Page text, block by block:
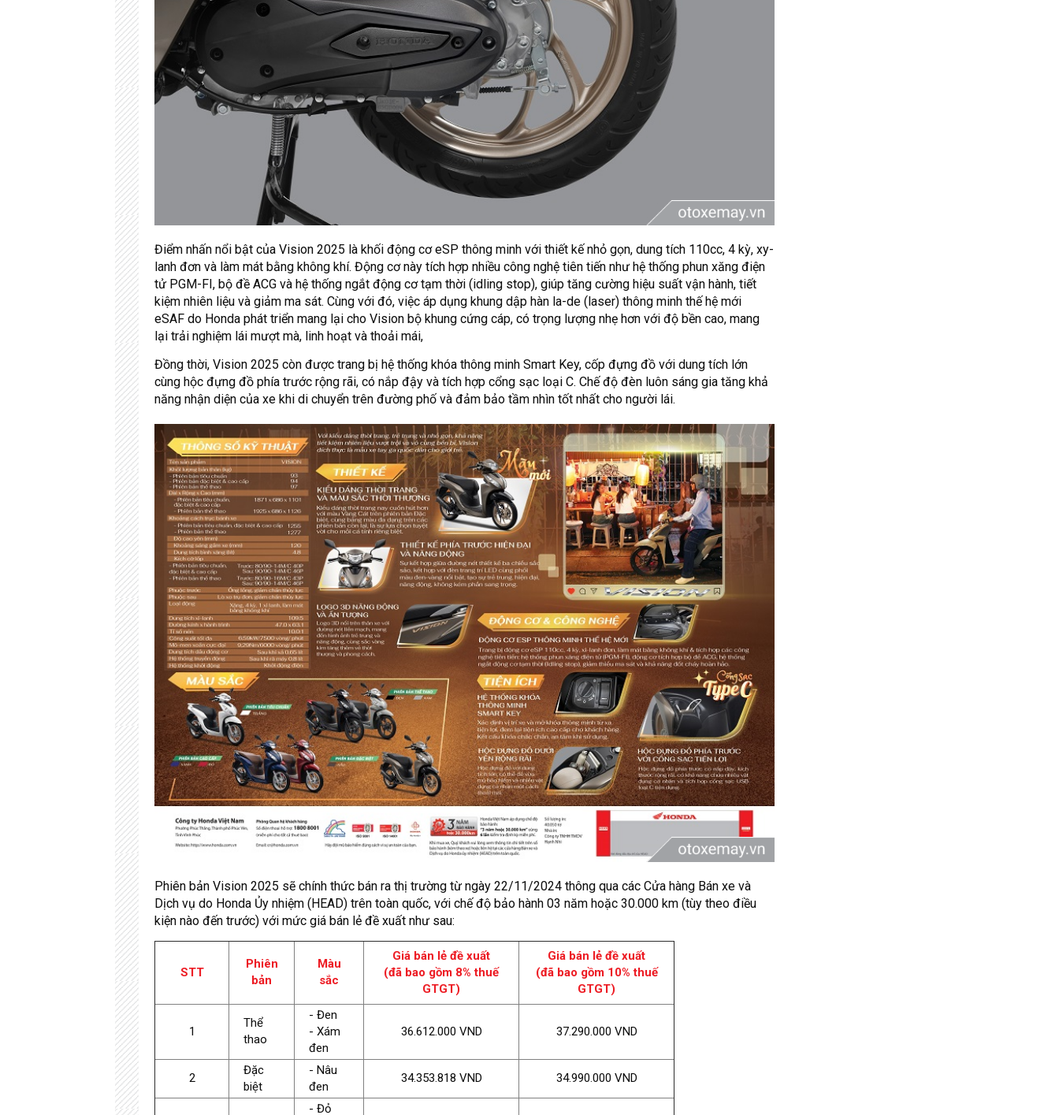
Điểm nhấn nổi bật của Vision 2025 là khối động cơ eSP thông minh với thiết kế nhỏ gọn, dung tích 110cc, 4 kỳ, xy-
lanh đơn và làm mát bằng không khí. Động cơ này tích hợp nhiều công nghệ tiên tiến như hệ thống phun xăng điện
tử PGM-FI, bộ đề ACG và hệ thống ngắt động cơ tạm thời (idling stop), giúp tăng cường hiệu suất vận hành, tiết
kiệm nhiên liệu và giảm ma sát. Cùng với đó, việc áp dụng khung dập hàn la-de (laser) thông minh thế hệ mới
eSAF do Honda phát triển mang lại cho Vision bộ khung cứng cáp, có trọng lượng nhẹ hơn với độ bền cao, mang
lại trải nghiệm lái mượt mà, linh hoạt và thoải mái,
Đồng thời, Vision 2025 còn được trang bị hệ thống khóa thông minh Smart Key, cốp đựng đồ với dung tích lớn
cùng hộc đựng đồ phía trước rộng rãi, có nắp đậy và tích hợp cổng sạc loại C. Chế độ đèn luôn sáng gia tăng khả
năng nhận diện của xe khi di chuyển trên đường phố và đảm bảo tầm nhìn tốt nhất cho người lái.
Phiên bản Vision 2025 sẽ chính thức bán ra thị trường từ ngày 22/11/2024 thông qua các Cửa hàng Bán xe và
Dịch vụ do Honda Ủy nhiệm (HEAD) trên toàn quốc, với chế độ bảo hành 03 năm hoặc 30.000 km (tùy theo điều
kiện nào đến trước) với mức giá bán lẻ đề xuất như sau:
STT
Phiên
bản
Màu
sắc
Giá bán lẻ đề xuất
(đã bao gồm 8% thuế
GTGT)
Giá bán lẻ đề xuất
(đã bao gồm 10% thuế
GTGT)
1
Thể
thao
- Đen
- Xám
đen
36.612.000 VND 37.290.000 VND
2
Đặc
biệt
- Nâu
đen
34.353.818 VND 34.990.000 VND
- Đỏ